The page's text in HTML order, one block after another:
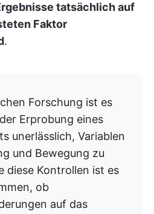
tatsächlich auf
Faktor
.
Forschung ist es
Erprobung eines
unerlässlich, Variablen
und Bewegung zu
diese Kontrollen ist es
ob
auf das